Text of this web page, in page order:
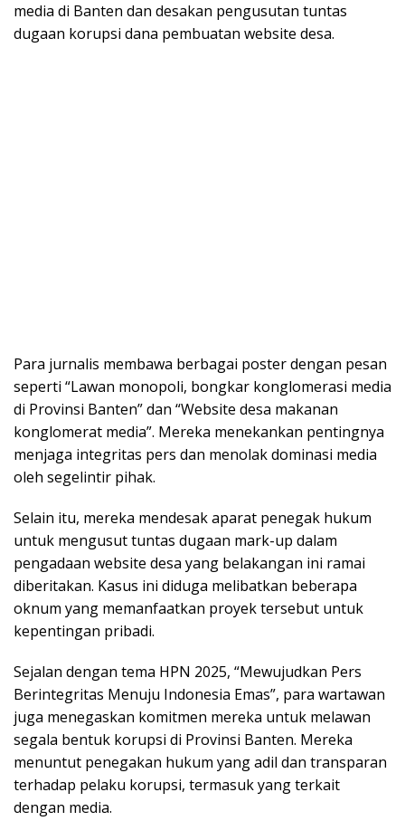
media di Banten dan desakan pengusutan tuntas
dugaan korupsi dana pembuatan website desa.
Para jurnalis membawa berbagai poster dengan pesan
seperti “Lawan monopoli, bongkar konglomerasi media
di Provinsi Banten” dan “Website desa makanan
konglomerat media”. Mereka menekankan pentingnya
menjaga integritas pers dan menolak dominasi media
oleh segelintir pihak.
Selain itu, mereka mendesak aparat penegak hukum
untuk mengusut tuntas dugaan mark-up dalam
pengadaan website desa yang belakangan ini ramai
diberitakan. Kasus ini diduga melibatkan beberapa
oknum yang memanfaatkan proyek tersebut untuk
kepentingan pribadi.
Sejalan dengan tema HPN 2025, “Mewujudkan Pers
Berintegritas Menuju Indonesia Emas”, para wartawan
juga menegaskan komitmen mereka untuk melawan
segala bentuk korupsi di Provinsi Banten. Mereka
menuntut penegakan hukum yang adil dan transparan
terhadap pelaku korupsi, termasuk yang terkait
dengan media.